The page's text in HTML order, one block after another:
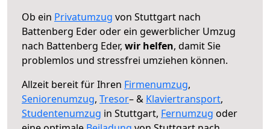
Ob ein Privatumzug von Stuttgart nach
Battenberg Eder oder ein gewerblicher Umzug
nach Battenberg Eder, wir helfen, damit Sie
problemlos und stressfrei umziehen können.
Allzeit bereit für Ihren Firmenumzug,
Seniorenumzug, Tresor– & Klaviertransport,
Studentenumzug in Stuttgart, Fernumzug oder